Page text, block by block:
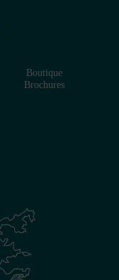
Boutique
Brochures